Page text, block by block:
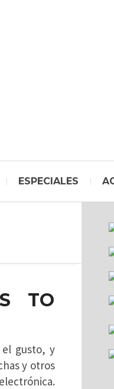
ESPECIALES
TO
el gusto, y
y otros